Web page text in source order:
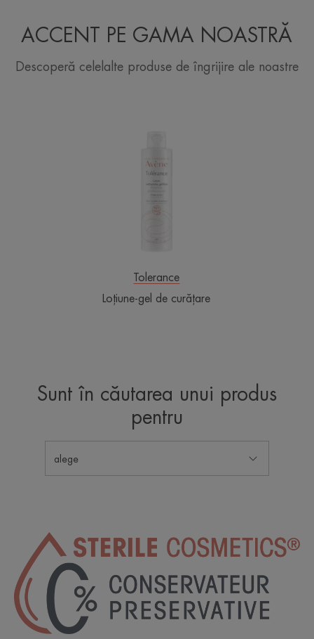
ACCENT PE GAMA NOASTRĂ
Descoperă celelalte produse de îngrijire ale noastre
de
curățare
Tolerance
Loțiune-gel de curățare
Sunt în căutarea unui produs
pentru
alege